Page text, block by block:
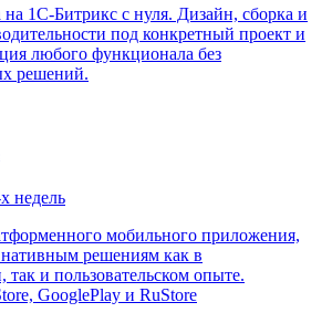
на 1С-Битрикс с нуля. Дизайн, сборка и
под конкретный проект и
любого функционала без
решений.
недель
мобильного приложения,
нативным решениям как в
так и пользовательском опыте.
GooglePlay и RuStore